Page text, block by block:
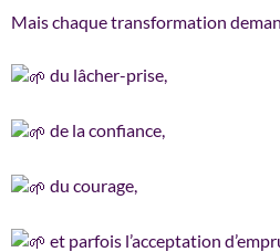
Mais chaque transformation
du lâcher-prise,
de la confiance,
du courage,
et parfois l’acceptation